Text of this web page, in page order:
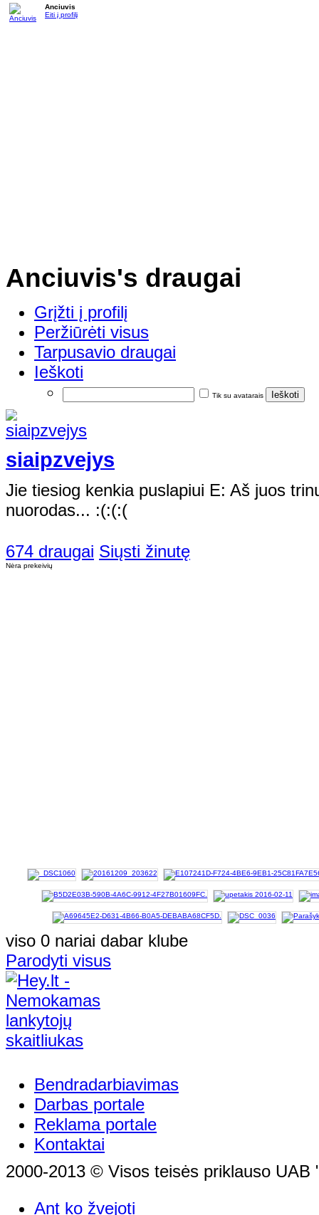
Anciuvis
Eiti į profilį
Anciuvis's draugai
Grįžti į profilį
Peržiūrėti visus
Tarpusavio draugai
Ieškoti
Tik su avatarais
siaipzvejys
Jie tiesiog kenkia puslapiui E: Aš juos
nuorodas... :(:(:(
674 draugai Siųsti žinutę
Nėra prekeivių
viso 0 nariai dabar klube
Parodyti visus
Bendradarbiavimas
Darbas portale
Reklama portale
Kontaktai
2000-2013 © Visos teisės priklauso UAB
Ant ko žvejoti